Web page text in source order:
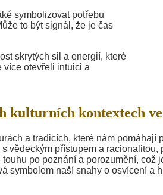
symbolizovat potřebu
to být signál, že je čas
skrytých sil a energií, které
více otevřeli intuici a
kulturních kontextech ve
a tradicích, které nám pomáhají
vědeckým přístupem a
touhu po poznání a porozumění, což
symbolem naší snahy o osvícení a